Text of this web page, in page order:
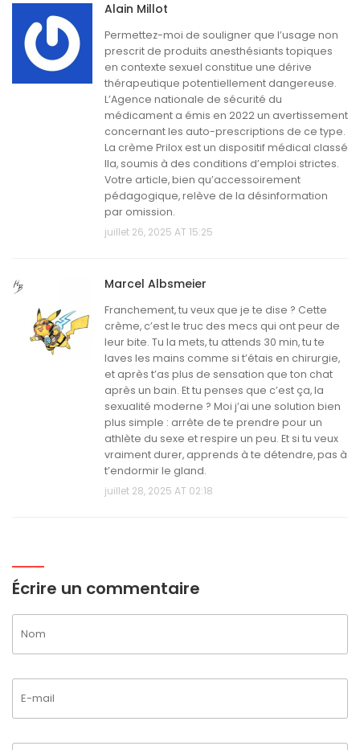
Alain Millot
Permettez-moi de souligner que l’usage non
prescrit de produits anesthésiants topiques
en contexte sexuel constitue une dérive
thérapeutique potentiellement dangereuse.
L’Agence nationale de sécurité du
médicament a émis en 2022 un avertissement
concernant les auto-prescriptions de ce type.
La crème Prilox est un dispositif médical classé
IIa, soumis à des conditions d’emploi strictes.
Votre article, bien qu’accessoirement
pédagogique, relève de la désinformation
par omission.
juillet 26, 2025 AT 15:25
Marcel Albsmeier
Franchement, tu veux que je te dise ? Cette
crème, c’est le truc des mecs qui ont peur de
leur bite. Tu la mets, tu attends 30 min, tu te
laves les mains comme si t’étais en chirurgie,
et après t’as plus de sensation que ton chat
après un bain. Et tu penses que c’est ça, la
sexualité moderne ? Moi j’ai une solution bien
plus simple : arrête de te prendre pour un
athlète du sexe et respire un peu. Et si tu veux
vraiment durer, apprends à te détendre, pas à
t’endormir le gland.
juillet 28, 2025 AT 02:18
Écrire un commentaire